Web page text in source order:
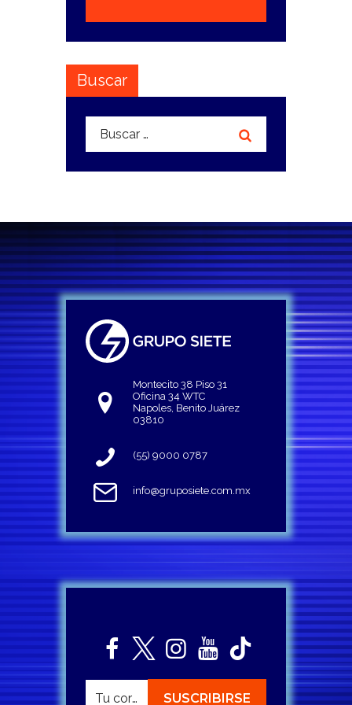
Buscar
Buscar:
Montecito 38 Piso 31
Oficina 34 WTC
Napoles, Benito Juárez
03810
(55) 9000 0787
info@gruposiete.com.mx